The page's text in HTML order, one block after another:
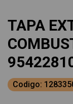
TAPA
Codigo: